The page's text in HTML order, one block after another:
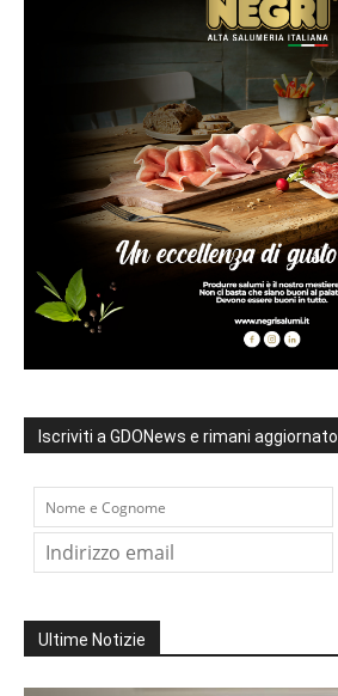
Iscriviti a GDONews e rimani aggiornato
Ultime Notizie